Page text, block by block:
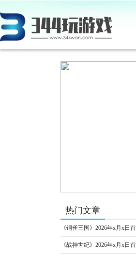
热门文章
《铜雀三国》2026年x月x日
《战神世纪》2026年x月x日